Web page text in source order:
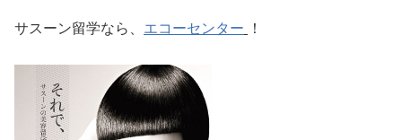
サスーン留学なら、 エコーセンター ！